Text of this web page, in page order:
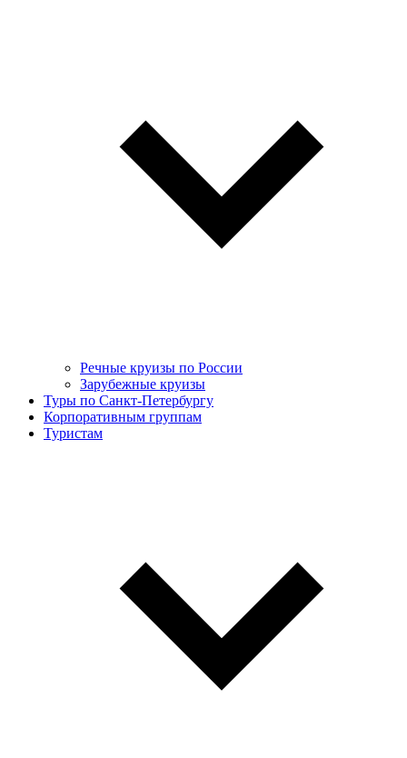
Речные круизы по России
Зарубежные круизы
Туры по Санкт-Петербургу
Корпоративным группам
Туристам